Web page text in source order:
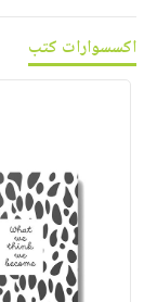
اكسسوارات كتب